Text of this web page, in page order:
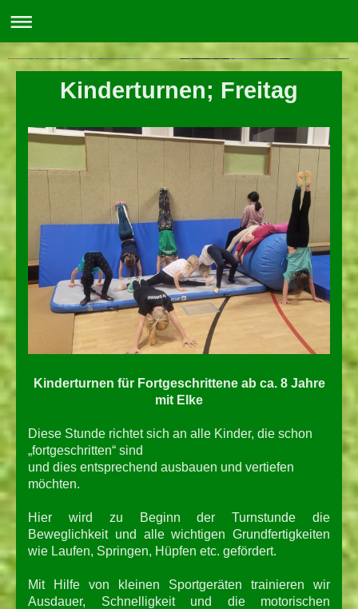
Kinderturnen; Freitag
Kinderturnen für Fortgeschrittene ab ca. 8 Jahre
mit Elke
Diese Stunde richtet sich an alle Kinder, die schon
„fortgeschritten“ sind
und dies entsprechend ausbauen und vertiefen
möchten.
Hier wird zu Beginn der Turnstunde die
Beweglichkeit und alle wichtigen Grundfertigkeiten
wie Laufen, Springen, Hüpfen etc. gefördert.
Mit Hilfe von kleinen Sportgeräten trainieren wir
Ausdauer, Schnelligkeit und die motorischen